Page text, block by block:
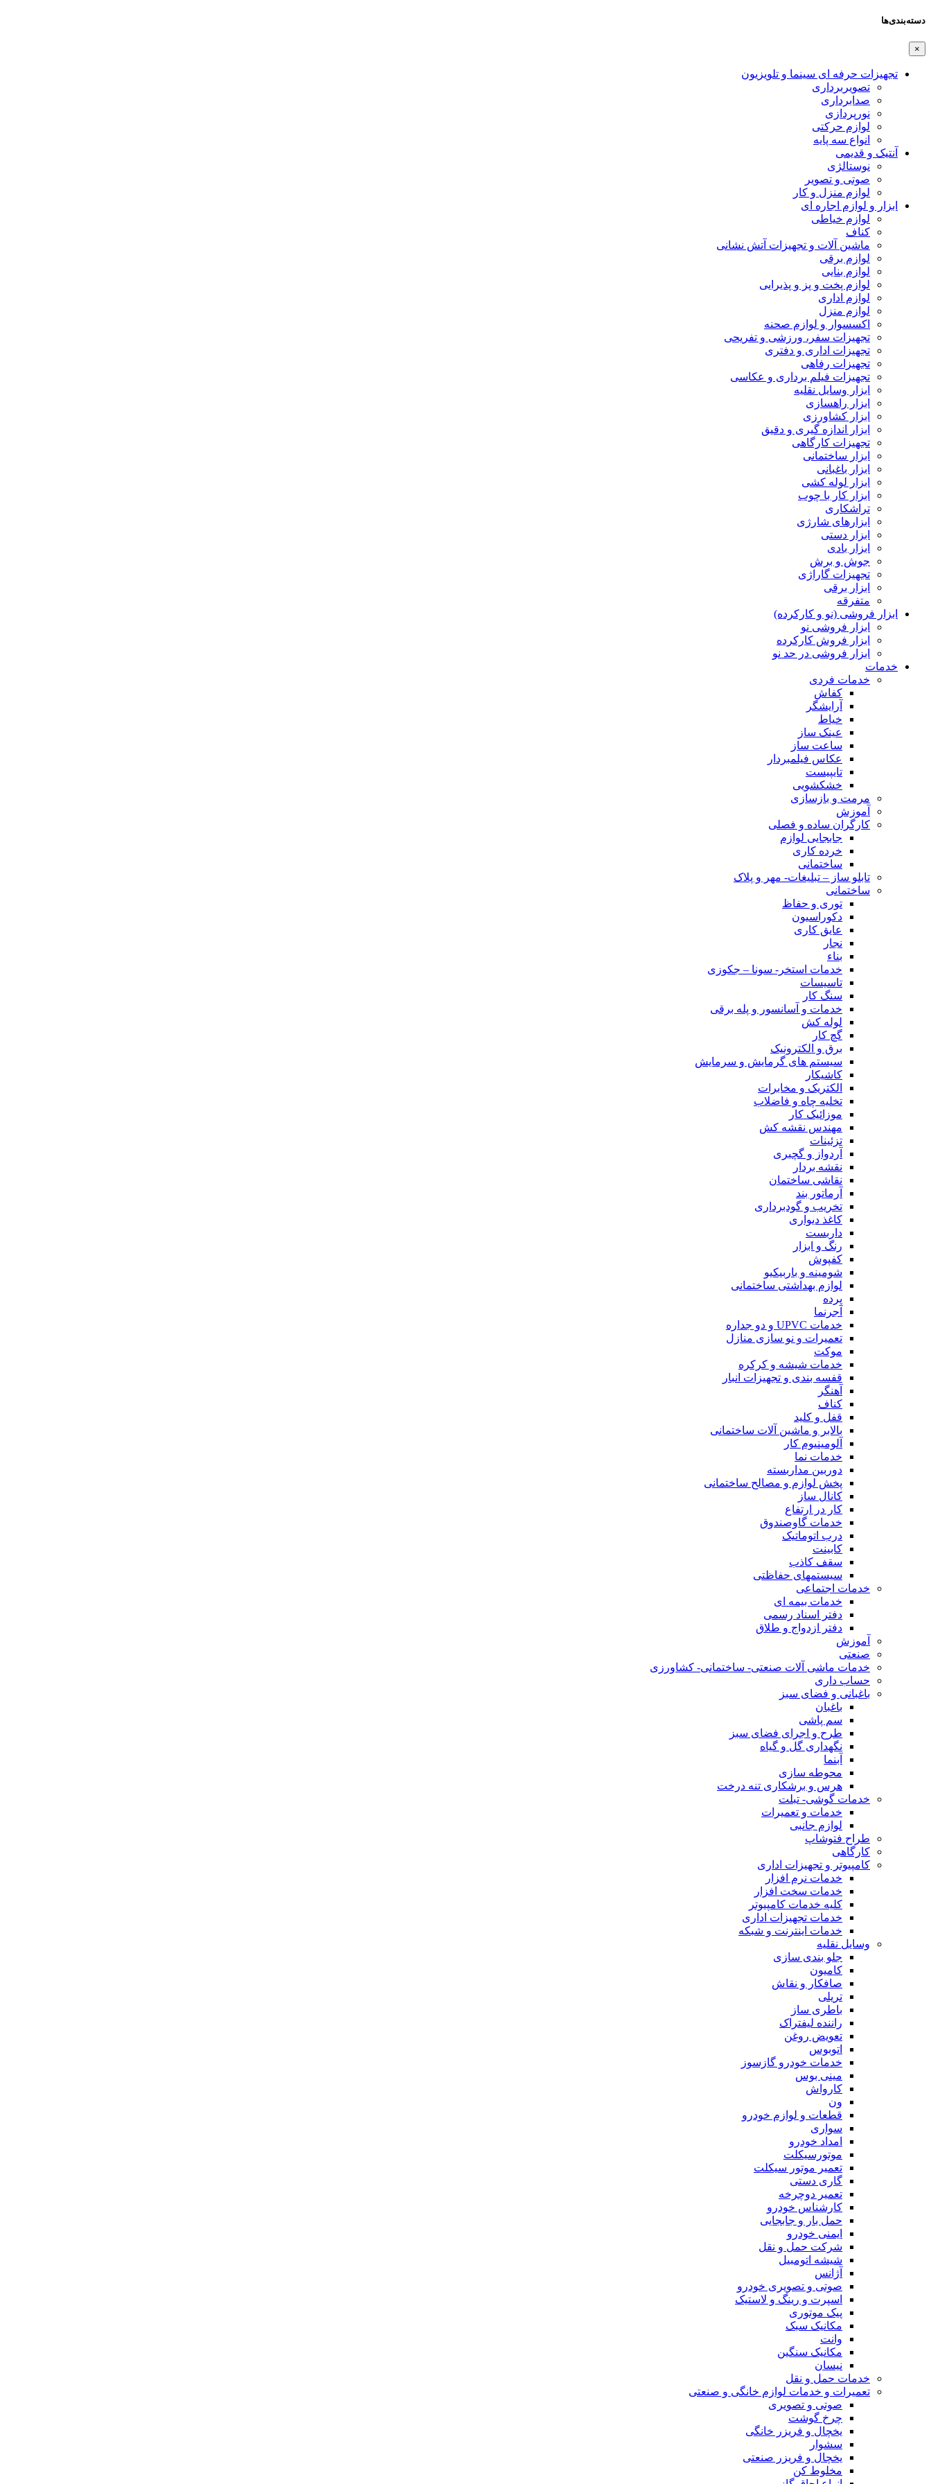
دسته‌بندی‌ها
×
تجهیزات حرفه ای سینما و تلویزیون
تصویربرداری
صدابرداری
نورپردازی
لوازم حرکتی
انواع سه پایه
آنتیک و قدیمی
نوستالژی
صوتی و تصویر
لوازم منزل و کار
ابزار و لوازم اجاره ای
لوازم خیاطی
کناف
ماشین آلات و تجهیزات آتش نشانی
لوازم برقی
لوازم بنایی
لوازم پخت و پز و پذیرایی
لوازم اداری
لوازم منزل
اکسسوار و لوازم صحنه
تجهیزات سفر، ورزشی و تفریحی
تجهیزات اداری و دفتری
تجهیزات رفاهی
تجهیزات فیلم برداری و عکاسی
ابزار وسایل نقلیه
ابزار راهسازی
ابزار کشاورزی
ابزار اندازه گیری و دقیق
تجهیزات کارگاهی
ابزار ساختمانی
ابزار باغبانی
ابزار لوله کشی
ابزار کار با چوب
تراشکاری
ابزارهای شارژی
ابزار دستی
ابزار بادی
جوش و برش
تجهیزات گاراژی
ابزار برقی
متفرقه
ابزار فروشی (نو و کارکرده)
ابزار فروشی نو
ابزار فروش کارکرده
ابزار فروشی در حد نو
خدمات
خدمات فردی
کفاش
آرایشگر
خیاط
عینک ساز
ساعت ساز
عکاس فیلمبردار
تایپیست
خشکشویی
مرمت و بازسازی
آموزش
کارگران ساده و فصلی
جابجایی لوازم
خرده کاری
ساختمانی
تابلو ساز – تبلیغات- مهر و پلاک
ساختمانی
توری و حفاظ
دکوراسیون
عایق کاری
نجار
بناء
خدمات استخر- سونا – جکوزی
تاسیسات
سنگ کار
خدمات و آسانسور و پله برقی
لوله کش
گچ کار
برق و الکترونیک
سیستم های گرمایش و سرمایش
کاشیکار
الکتریک و مخابرات
تخلیه چاه و فاضلاب
موزائیک کار
مهندس نقشه کش
تزئینات
آردواز و گچبری
نقشه بردار
نقاشی ساختمان
آرماتور بند
تخریب و گودبرداری
کاغذ دیواری
داربست
رنگ و ابزار
کفپوش
شومینه و باربیکیو
لوازم بهداشتی ساختمانی
پرده
آجرنما
خدمات UPVC و دو جداره
تعمیرات و نو سازی منازل
موکت
خدمات شیشه و کرکره
قفسه بندی و تجهیزات انبار
آهنگر
کناف
قفل و کلید
بالابر و ماشین آلات ساختمانی
آلومینیوم کار
خدمات نما
دوربین مداربسته
پخش لوازم و مصالح ساختمانی
کانال ساز
کار در ارتفاع
خدمات گاوصندوق
درب اتوماتیک
کابینت
سقف کاذب
سیستمهای حفاظتی
خدمات اجتماعی
خدمات بیمه ای
دفتر اسناد رسمی
دفتر ازدواج و طلاق
آموزش
صنعتی
خدمات ماشی آلات صنعتی- ساختمانی- کشاورزی
حساب داری
باغبانی و فضای سبز
باغبان
سم پاشی
طرح و اجرای فضای سبز
نگهداری گل و گیاه
آبنما
محوطه سازی
هرس و برشکاری تنه درخت
خدمات گوشی- تبلت
خدمات و تعمیرات
لوازم جانبی
طراح فتوشاپ
کارگاهی
کامپیوتر و تجهیزات اداری
خدمات نرم افزار
خدمات سخت افزار
کلیه خدمات کامپیوتر
خدمات تجهیزات اداری
خدمات اینترنت و شبکه
وسایل نقلیه
جلو بندی سازی
کامیون
صافکار و نقاش
تریلی
باطری ساز
راننده لیفتراک
تعویض روغن
اتوبوس
خدمات خودرو گازسوز
مینی بوس
کارواش
ون
قطعات و لوازم خودرو
سواری
امداد خودرو
موتورسیکلت
تعمیر موتور سیکلت
گاری دستی
تعمیر دوچرخه
کارشناس خودرو
حمل بار و جابجایی
ایمنی خودرو
شرکت حمل و نقل
شیشه اتومبیل
آژانس
صوتی و تصویری خودرو
اسپرت و رینگ و لاستیک
پیک موتوری
مکانیک سبک
وانت
مکانیک سنگین
نیسان
خدمات حمل و نقل
تعمیرات و خدمات لوازم خانگی و صنعتی
صوتی و تصویری
چرخ گوشت
یخچال و فریزر خانگی
سشوار
یخچال و فریزر صنعتی
مخلوط کن